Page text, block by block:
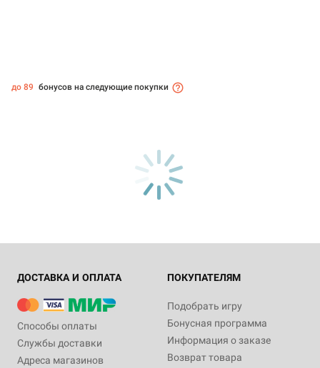
до 89 бонусов на следующие покупки
ДОСТАВКА И ОПЛАТА
Способы оплаты
Службы доставки
Адреса магазинов
ПОКУПАТЕЛЯМ
Подобрать игру
Бонусная программа
Информация о заказе
Возврат товара